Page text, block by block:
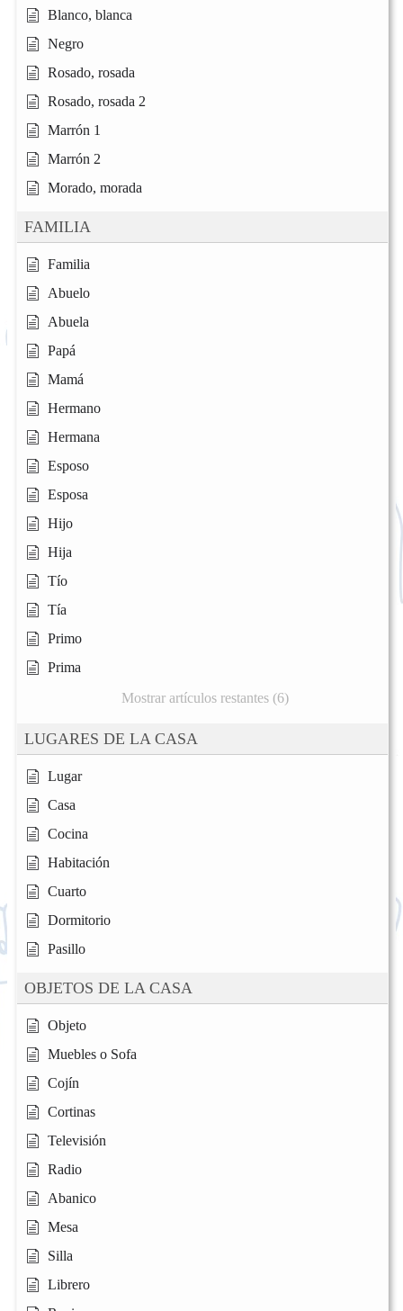
Blanco, blanca
Negro
Rosado, rosada
Rosado, rosada 2
Marrón 1
Marrón 2
Morado, morada
FAMILIA
Familia
Abuelo
Abuela
Papá
Mamá
Hermano
Hermana
Esposo
Esposa
Hijo
Hija
Tío
Tía
Primo
Prima
Mostrar artículos restantes (6)
LUGARES DE LA CASA
Lugar
Casa
Cocina
Habitación
Cuarto
Dormitorio
Pasillo
OBJETOS DE LA CASA
Objeto
Muebles o Sofa
Cojín
Cortinas
Televisión
Radio
Abanico
Mesa
Silla
Librero